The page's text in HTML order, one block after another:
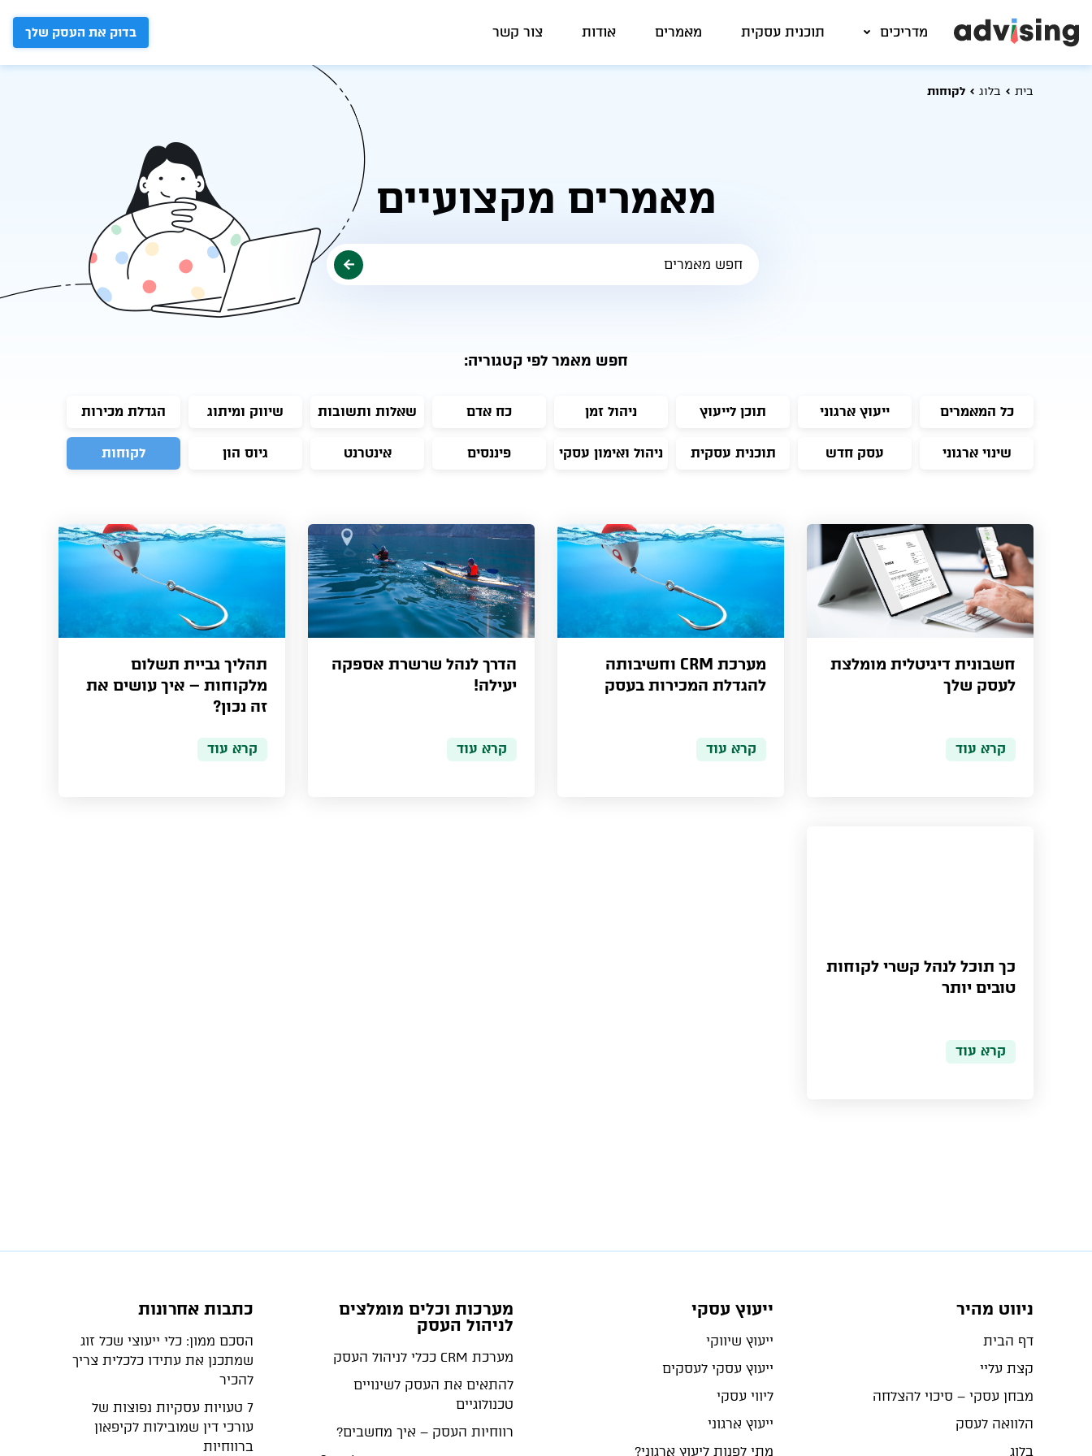
מדריכים תוכנית עסקית מאמרים אודות צור קשר בדוק את העסק שלך
בית בלוג לקוחות
מאמרים מקצועיים
חפש מאמר לפי קטגוריה:
כל המאמרים ייעוץ ארגוני תוכן לייעוץ ניהול זמן כח אדם שאלות ותשובות שיווק ומיתוג הגדלת מכירות
שינוי ארגוני עסק חדש תוכנית עסקית ניהול ואימון עסקי פיננסים אינטרנט גיוס הון לקוחות
חשבונית דיגיטלית מומלצת
לעסק שלך
קרא עוד
מערכת CRM וחשיבותה
להגדלת המכירות בעסק
קרא עוד
הדרך לנהל שרשרת אספקה
יעילה!
קרא עוד
תהליך גביית תשלום
מלקוחות – איך עושים את
זה נכון?
קרא עוד
כך תוכל לנהל קשרי לקוחות
טובים יותר
קרא עוד
ניווט מהיר
דף הבית
קצת עליי
מבחן עסקי – סיכוי להצלחה
הלוואה לעסק
בלוג
ייעוץ עסקי
ייעוץ שיווקי
ייעוץ עסקי לעסקים
ליווי עסקי
ייעוץ ארגוני
מתי לפנות ליעוץ ארגוני?
מערכות וכלים מומלצים
לניהול העסק
מערכת CRM ככלי לניהול העסק
להתאים את העסק לשינויים
טכנולוגיים
רווחיות העסק – איך מחשבים?
כתבות אחרונות
הסכם ממון: כלי ייעוצי שכל זוג
שמתכנן את עתידו כלכלית צריך
להכיר
7 טעויות עסקיות נפוצות של
עורכי דין שמובילות לקיפאון
ברווחיות